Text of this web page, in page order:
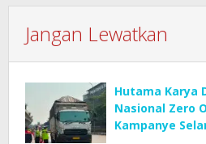
Jangan Lewatkan
Hutama Karya
Nasional Zero
Kampanye